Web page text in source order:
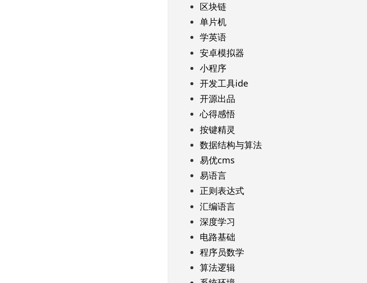
区块链
单片机
学英语
安卓模拟器
小程序
开发工具ide
开源出品
心得感悟
按键精灵
数据结构与算法
易优cms
易语言
正则表达式
汇编语言
深度学习
电路基础
程序员数学
算法逻辑